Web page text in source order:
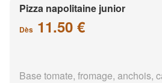
Pizza napolitaine junior
Dès 11.50 €
Base tomate, fromage, anchois,